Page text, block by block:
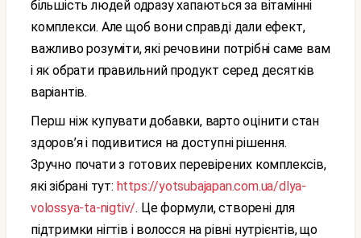
більшість людей одразу хапаються за вітамінні
комплекси. Але щоб вони справді дали ефект,
важливо розуміти, які речовини потрібні саме вам
і як обрати правильний продукт серед десятків
варіантів.
Перш ніж купувати добавки, варто оцінити стан
здоров’я і подивитися на доступні рішення.
Зручно почати з готових перевірених комплексів,
які зібрані тут: https://yotsubajapan.com.ua/dlya-
volossya-ta-nigtiv/. Це формули, створені для
підтримки нігтів і волосся на рівні нутрієнтів, що